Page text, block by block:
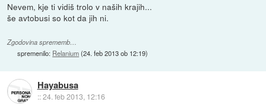
Nevem, kje ti vidiš trolo v naših krajih...
še avtobusi so kot da jih ni.
Zgodovina sprememb…
spremenilo: Relanium(24. feb 2013 ob 12:19)
Hayabusa
::24. feb 2013, 12:16